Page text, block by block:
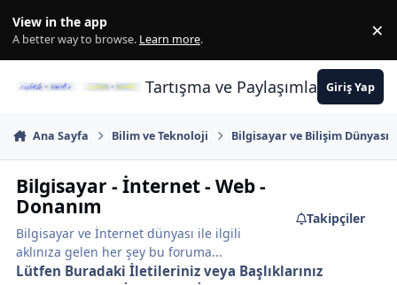
View in the app
A better way to browse. Learn more. ×
Tartışma ve PaylaşımlarınGiriş Yap
Ana Sayfa Bilim ve Teknoloji Bilgisayar ve Bilişim Dünyası
Bilgisayar - İnternet - Web -
Donanım
Bilgisayar ve İnternet dünyası ile ilgili
aklınıza gelen her şey bu foruma...
Takipçiler
Lütfen Buradaki İletileriniz veya Başlıklarınız